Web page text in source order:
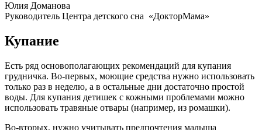
Юлия Доманова
Руководитель Центра детского сна «ДокторМама»
Купание
Есть ряд основополагающих рекомендаций для купания
грудничка. Во-первых, моющие средства нужно использовать
только раз в неделю, а в остальные дни достаточно простой
воды. Для купания детишек с кожными проблемами можно
использовать травяные отвары (например, из ромашки).
Во-вторых, нужно учитывать предпочтения малыша